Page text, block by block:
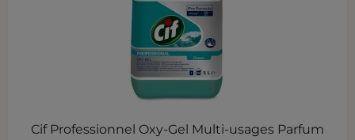
Cif Professionnel Oxy-Gel Multi-usages Parfum